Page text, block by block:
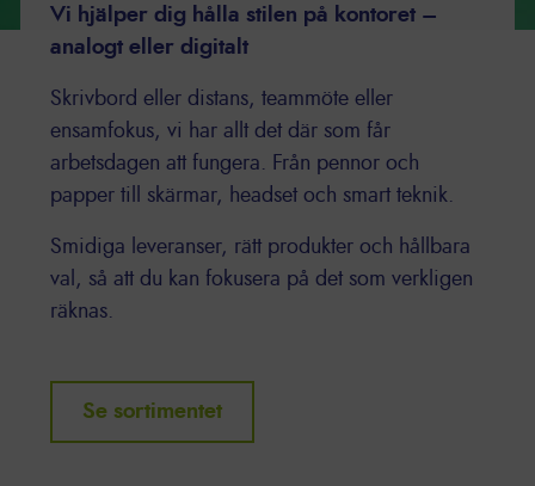
Vi hjälper dig hålla stilen på kontoret –
analogt eller digitalt
Skrivbord eller distans, teammöte eller
ensamfokus, vi har allt det där som får
arbetsdagen att fungera. Från pennor och
papper till skärmar, headset och smart teknik.
Smidiga leveranser, rätt produkter och hållbara
val, så att du kan fokusera på det som verkligen
räknas.
Se sortimentet